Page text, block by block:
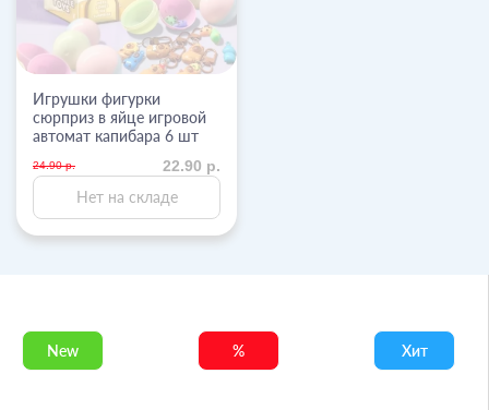
Игрушки фигурки
сюрприз в яйце игровой
автомат капибара 6 шт
24.90 р. 22.90 р.
Нет на складе
New % Хит